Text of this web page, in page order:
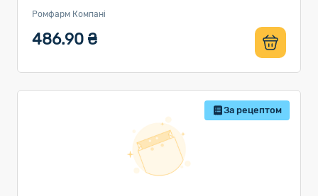
Ромфарм Компані
486.90 ₴
За рецептом